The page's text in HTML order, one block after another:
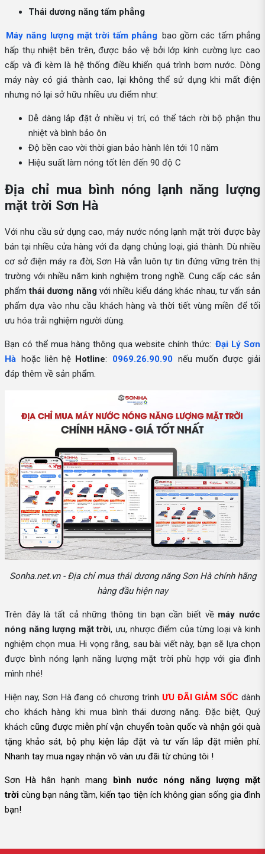
Thái dương năng tấm phẳng
Máy năng lượng mặt trời tấm phẳng bao gồm các tấm phẳng
hấp thụ nhiệt bên trên, được bảo vệ bởi lớp kính cường lực cao
cấp và đi kèm là hệ thống điều khiển quá trình bơm nước. Dòng
máy này có giá thành cao, lại không thể sử dụng khi mất điện
nhưng nó lại sở hữu nhiều ưu điểm như:
Dễ dàng lắp đặt ở nhiều vị trí, có thể tách rời bộ phận thu
nhiệt và bình bảo ôn
Độ bền cao vời thời gian bảo hành lên tới 10 năm
Hiệu suất làm nóng tốt lên đến 90 độ C
Địa chỉ mua bình nóng lạnh năng lượng
mặt trời Sơn Hà
Với nhu cầu sử dụng cao, máy nước nóng lạnh mặt trời được bày
bán tại nhiều cửa hàng với đa dạng chủng loại, giá thành. Dù nhiều
cơ sở điện máy ra đời, Sơn Hà vẫn luôn tự tin đứng vững trên thị
trường với nhiều năm kinh nghiệm trong nghề. Cung cấp các sản
phẩmthái dương năngvới nhiều kiểu dáng khác nhau, tư vấn sản
phẩm dựa vào nhu cầu khách hàng và thời tiết vùng miền để tối
ưu hóa trải nghiệm người dùng.
Bạn có thể mua hàng thông qua website chính thức: Đại Lý Sơn
Hà hoặc liên hệ Hotline: 0969.26.90.90 nếu muốn được giải
đáp thêm về sản phẩm.
Sonha.net.vn - Địa chỉ mua thái dương năng Sơn Hà chính hãng
hàng đầu hiện nay
Trên đây là tất cả những thông tin bạn cần biết về máy nước
nóng năng lượng mặt trời, ưu, nhược điểm của từng loại và kinh
nghiệm chọn mua. Hi vọng rằng, sau bài viết này, bạn sẽ lựa chọn
được bình nóng lạnh năng lượng mặt trời phù hợp với gia đình
mình nhé!
Hiện nay, Sơn Hà đang có chương trình ƯU ĐÃI GIẢM SỐC dành
cho khách hàng khi mua bình thái dương năng. Đặc biệt, Quý
kháchcũng được miễn phí vận chuyển toàn quốc và nhận gói quà
tặng khảo sát, bộ phụ kiện lắp đặt và tư vấn lắp đặt miễn phí.
Nhanh tay mua ngay nhận vô vàn ưu đãi từ chúng tôi !
Sơn Hà hân hạnh mang
bình nước nóng năng lượng mặt
trời cùng bạn nâng tầm, kiến tạo tiện ích không gian sống gia đình
bạn!